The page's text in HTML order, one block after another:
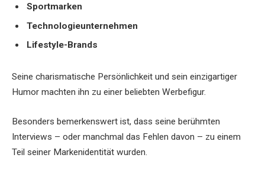
Sportmarken
Technologieunternehmen
Lifestyle-Brands
Seine charismatische Persönlichkeit und sein einzigartiger
Humor machten ihn zu einer beliebten Werbefigur.
Besonders bemerkenswert ist, dass seine berühmten
Interviews – oder manchmal das Fehlen davon – zu einem
Teil seiner Markenidentität wurden.